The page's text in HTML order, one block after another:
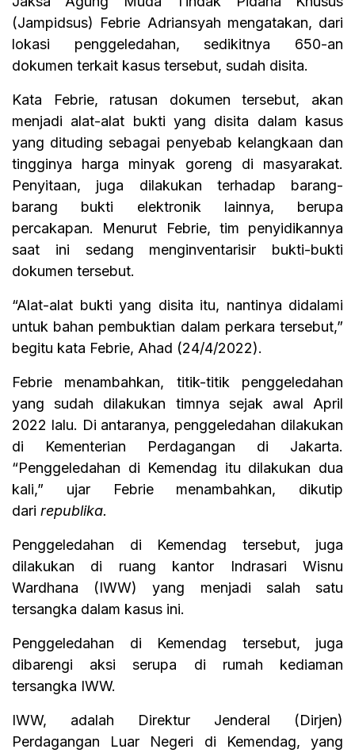
(Jampidsus) Febrie Adriansyah mengatakan, dari
lokasi penggeledahan, sedikitnya 650-an
dokumen terkait kasus tersebut, sudah disita.
Kata Febrie, ratusan dokumen tersebut, akan
menjadi alat-alat bukti yang disita dalam kasus
yang dituding sebagai penyebab kelangkaan dan
tingginya harga minyak goreng di masyarakat.
Penyitaan, juga dilakukan terhadap barang-
barang bukti elektronik lainnya, berupa
percakapan. Menurut Febrie, tim penyidikannya
saat ini sedang menginventarisir bukti-bukti
dokumen tersebut.
“Alat-alat bukti yang disita itu, nantinya didalami
untuk bahan pembuktian dalam perkara tersebut,”
begitu kata Febrie, Ahad (24/4/2022).
Febrie menambahkan, titik-titik penggeledahan
yang sudah dilakukan timnya sejak awal April
2022 lalu. Di antaranya, penggeledahan dilakukan
di Kementerian Perdagangan di Jakarta.
“Penggeledahan di Kemendag itu dilakukan dua
kali,” ujar Febrie menambahkan, dikutip
dari republika.
Penggeledahan di Kemendag tersebut, juga
dilakukan di ruang kantor Indrasari Wisnu
Wardhana (IWW) yang menjadi salah satu
tersangka dalam kasus ini.
Penggeledahan di Kemendag tersebut, juga
dibarengi aksi serupa di rumah kediaman
tersangka IWW.
IWW, adalah Direktur Jenderal (Dirjen)
Perdagangan Luar Negeri di Kemendag, yang